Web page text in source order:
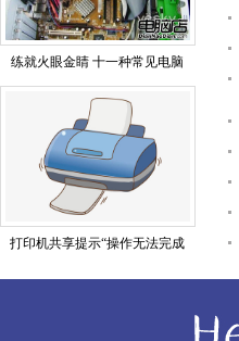
练就火眼金睛 十一种常见电脑
打印机共享提示“操作无法完成